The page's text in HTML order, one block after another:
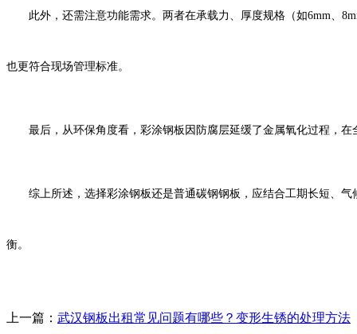
此外，还需注意功能需求。两者在承载力、厚度规格（如6mm、
也更符合现场管理标准。
最后，从环保角度看，彩涂钢板因防腐层延缓了金属氧化过程，在
综上所述，选择彩涂钢板还是普通碳钢钢板，应结合工期长短、气
衡。
上一篇： 武汉钢板出租常见问题有哪些？变形生锈的处理方法